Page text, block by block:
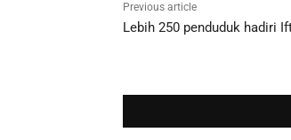
Previous article
Lebih 250 penduduk hadiri